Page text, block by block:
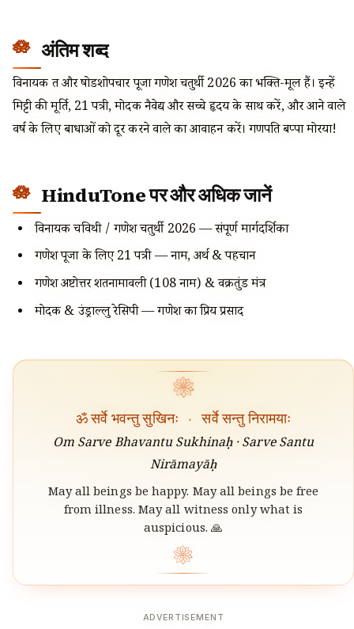
अंतिम शब्द
विनायक व्रत और षोडशोपचार पूजा गणेश चतुर्थी 2026 का भक्ति-मूल हैं। इन्हें
मिट्टी की मूर्ति, 21 पत्री, मोदक नैवेद्य और सच्चे हृदय के साथ करें, और आने वाले
वर्ष के लिए बाधाओं को दूर करने वाले का आवाहन करें। गणपति बप्पा मोरया!
HinduTone पर और अधिक जानें
विनायक चविथी / गणेश चतुर्थी 2026 — संपूर्ण मार्गदर्शिका
गणेश पूजा के लिए 21 पत्री — नाम, अर्थ & पहचान
गणेश अष्टोत्तर शतनामावली (108 नाम) & वक्रतुंड मंत्र
मोदक & उंड्राल्लु रेसिपी — गणेश का प्रिय प्रसाद
❀
ॐ सर्वे भवन्तु सुखिनः · सर्वे सन्तु निरामयाः
Om Sarve Bhavantu Sukhinaḥ · Sarve Santu
Nirāmayāḥ
May all beings be happy. May all beings be free
from illness. May all witness only what is
auspicious. 🙏
❀
ADVERTISEMENT